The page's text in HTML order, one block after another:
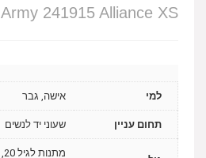
Army 241915 Alliance XS – צבע ירוק
למי אישה, גבר
תחום עניין שעוני יד לנשים